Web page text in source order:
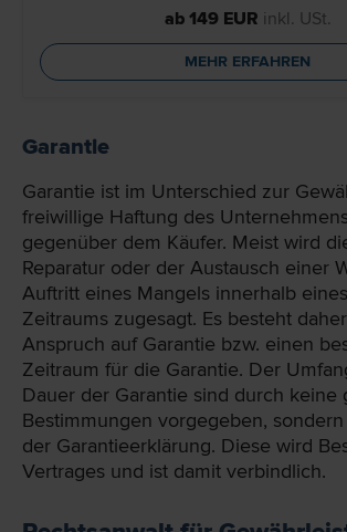
ab 149 EUR inkl. USt.
MEHR ERFAHREN
Garantie
Garantie ist im Unterschied zur
freiwillige Haftung des
gegenüber dem Käufer. Meist wird
Reparatur oder der Austausch einer
Auftritt eines Mangels innerhalb
Zeitraums zugesagt. Es besteht
Anspruch auf Garantie bzw. einen
Zeitraum für die Garantie. Der
Dauer der Garantie sind durch keine
Bestimmungen vorgegeben,
der Garantieerklärung. Diese wird
Vertrages und ist damit verbindlich.